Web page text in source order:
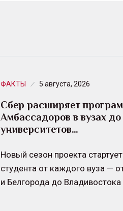
ФАКТЫ 5 августа, 2026
Сбер расширяет
Амбассадоров в вузах
университетов…
Новый сезон проекта
студента от каждого вуза —
и Белгорода до Владивостока